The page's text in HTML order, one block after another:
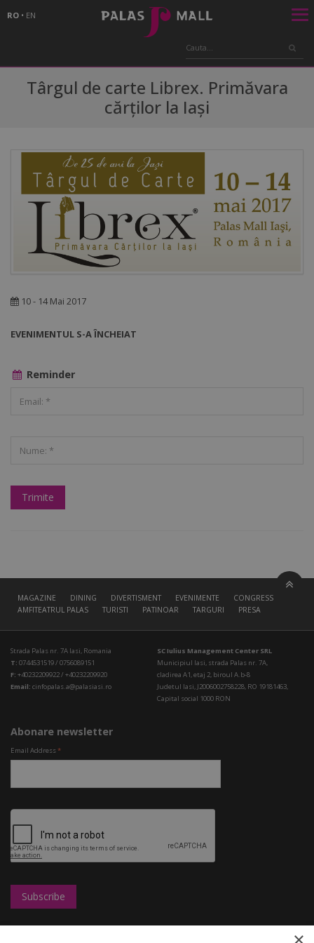
RO • EN
Târgul de carte Librex. Primăvara
cărților la Iași
10 - 14 Mai 2017
EVENIMENTUL S-A ÎNCHEIAT
Reminder
MAGAZINE DINING DIVERTISMENT EVENIMENTE
CONGRESS HALL
AMFITEATRUL PALAS
TURISTI PATINOAR TARGURI PRESA
Strada Palas nr. 7A Iasi, Romania
T: 0744531519 / 0756089151
F: +40232209922 / +40232209920
Email: cinfopalas.a@palasiasi.ro
SC Iulius Management Center SRL
Municipiul Iasi, strada Palas nr. 7A,
cladirea A1, etaj 2, biroul A.b-8
Judetul Iasi, J2006002758228, RO 19181463,
Capital social 1000 RON
Abonare newsletter
Email Address*